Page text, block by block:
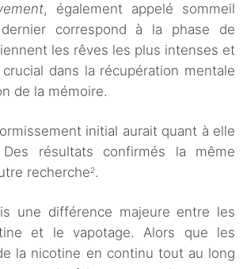
, également appelé sommeil
correspond à la phase de
les rêves les plus intenses et
dans la récupération mentale
de la mémoire.
initial aurait quant à elle
résultats confirmés la même
recherche2.
une différence majeure entre les
et le vapotage. Alors que les
la nicotine en continu tout au long